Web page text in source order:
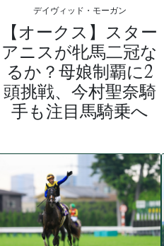
デイヴィッド・モーガン
【オークス】スター
アニスが牝馬二冠な
るか？母娘制覇に2
頭挑戦、今村聖奈騎
手も注目馬騎乗へ